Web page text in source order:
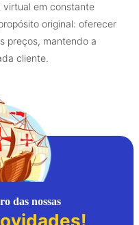
virtual em constante
original: oferecer
preços, mantendo a
cliente.
das nossas